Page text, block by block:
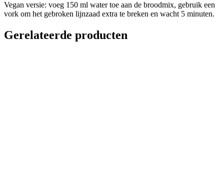
Vegan versie: voeg 150 ml water toe aan de broodmix, gebruik een
vork om het gebroken lijnzaad extra te breken en wacht 5 minuten.
Gerelateerde producten